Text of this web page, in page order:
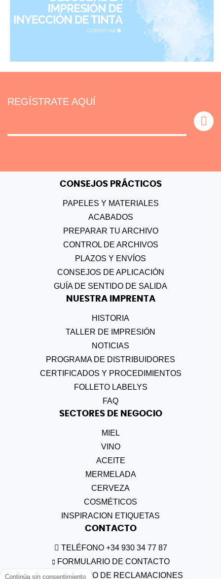
Continúa sin consentimiento
REGÍSTRATE AQUÍ
CONSEJOS PRÁCTICOS
PAPELES Y MATERIALES
ACABADOS
PREPARAR TU ARCHIVO
CONTROL DE ARCHIVOS
PLAZOS Y ENVÍOS
CONSEJOS DE APLICACIÓN
GUÍA DE SENTIDO DE SALIDA
NUESTRA IMPRENTA
HISTORIA
TALLER DE IMPRESIÓN
NOTICIAS
PROGRAMA DE DISTRIBUIDORES
CERTIFICADOS Y PROCEDIMIENTOS
FOLLETO LABELYS
FAQ
SECTORES DE NEGOCIO
MIEL
VINO
ACEITE
MERMELADA
CERVEZA
COSMÉTICOS
INSPIRACION ETIQUETAS
CONTACTO
TELÉFONO +34 930 34 77 87
FORMULARIO DE CONTACTO
FORMULARIO DE RECLAMACIONES